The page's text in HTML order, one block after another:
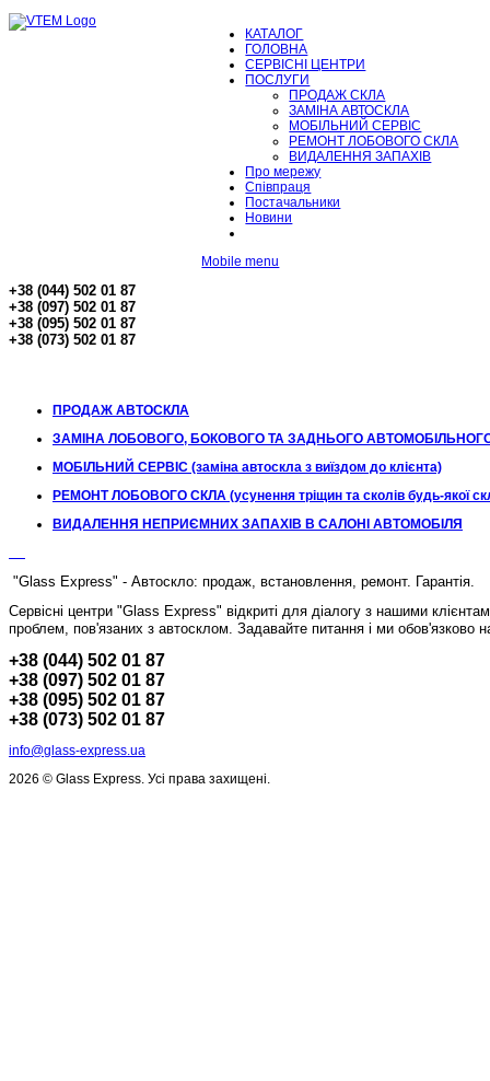
КАТАЛОГ
ГОЛОВНА
СЕРВІСНІ ЦЕНТРИ
ПОСЛУГИ
ПРОДАЖ СКЛА
ЗАМІНА АВТОСКЛА
МОБІЛЬНИЙ СЕРВІС
РЕМОНТ ЛОБОВОГО СКЛА
ВИДАЛЕННЯ ЗАПАХІВ
Про мережу
Співпраця
Постачальники
Новини
Mobile menu
+38 (044) 502 01 87
+38 (097) 502 01 87
+38 (095) 502 01 87
+38 (073) 502 01 87
ПРОДАЖ АВТОСКЛА
ЗАМІНА ЛОБОВОГО, БОКОВОГО ТА ЗАДНЬОГО
МОБІЛЬНИЙ СЕРВІС (заміна автоскла з виїздом до клієнта)
РЕМОНТ ЛОБОВОГО СКЛА (усунення тріщин та сколів будь-якої
ВИДАЛЕННЯ НЕПРИЄМНИХ ЗАПАХІВ В САЛОНІ АВТОМОБІЛЯ
"Glass Express" - Автоскло: продаж, встановлення, ремонт. Гарантія.
Сервісні центри "Glass Express" відкриті для діалогу з нашими
проблем, пов'язаних з автосклом. Задавайте питання і ми обов'язково
+38 (044) 502 01 87
+38 (097) 502 01 87
+38 (095) 502 01 87
+38 (073) 502 01 87
info@glass-express.ua
2026 © Glass Express. Усі права захищені.